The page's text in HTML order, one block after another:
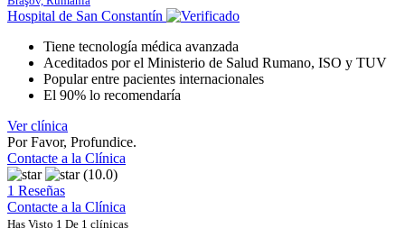
Hospital de San Constantín
Tiene tecnología médica avanzada
Aceditados por el Ministerio de Salud Rumano, ISO y TUV
Popular entre pacientes internacionales
El 90% lo recomendaría
Ver clínica
Por Favor, Profundice.
Contacte a la Clínica
(10.0)
1 Reseñas
Contacte a la Clínica
Has Visto 1 De 1 clínicas